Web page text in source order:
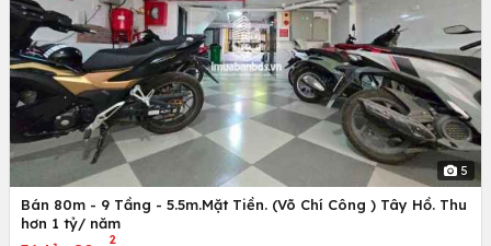
5
Bán 80m - 9 Tầng - 5.5m.Mặt Tiền. (Võ Chí Công ) Tây Hồ. Thu
hơn 1 tỷ/ năm
2